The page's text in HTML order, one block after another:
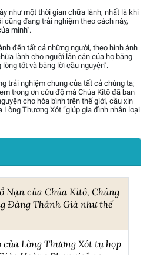
như một thời gian chữa lành, nhất là khi
cũng đang trải nghiệm theo cách này,
mình".
đến tất cả những người, theo hình ảnh
lành cho người lân cận của họ bằng
tốt và bằng lời cầu nguyện".
trải nghiệm chung của tất cả chúng ta;
trong ơn cứu độ mà Chúa Kitô đã ban
cho hòa bình trên thế giới, cầu xin
Thương Xót “giúp gia đình nhân loại
Nạn của Chúa Kitô, Chúng
Đàng Thánh Giá như thế
Lòng Thương Xót tụ họp